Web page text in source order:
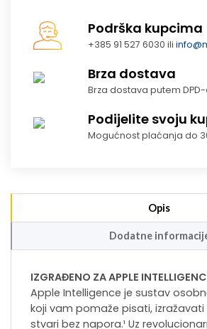
Podrška kupcima
+385 91 527 6030 ili
Brza dostava
Brza dostava putem
Podijelite svoju
Mogućnost plaćanja do
Opis
Dodatne
IZGRAĐENO ZA APPLE
Apple Intelligence je sustav
koji vam pomaže pisati,
stvari bez napora.¹ Uz